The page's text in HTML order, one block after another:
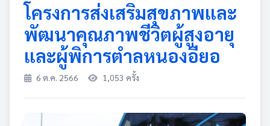
โครงการส่งเสริมสุขภาพและ
พัฒนาคุณภาพชีวิตผู้สูงอายุ
และผู้พิการตำลหนองอียอ
6 ต.ค. 2566 1,053 ครั้ง